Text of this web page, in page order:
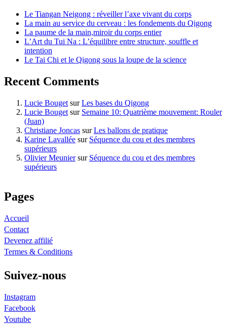
Le Tiangan Neigong : réveiller l’axe vivant du corps
La main au service du cerveau : les fondements du Qigong
La paume de la main,miroir du corps entier
L’Art du Tui Na : L’équilibre entre structure, souffle et
intention
Le Tai Chi et le Qigong sous la loupe de la science
Recent Comments
Lucie Bouget surLes bases du Qigong
Lucie Bouget sur Semaine 10: Quatrième mouvement: Rouler
(Juan)
Christiane Joncas surLes ballons de pratique
Karine Lavallée sur Séquence du cou et des membres
supérieurs
Olivier Meuniersur Séquence du cou et des membres
supérieurs
Pages
Accueil
Contact
Devenez affilié
Termes & Conditions
Suivez-nous
Instagram
Facebook
Youtube